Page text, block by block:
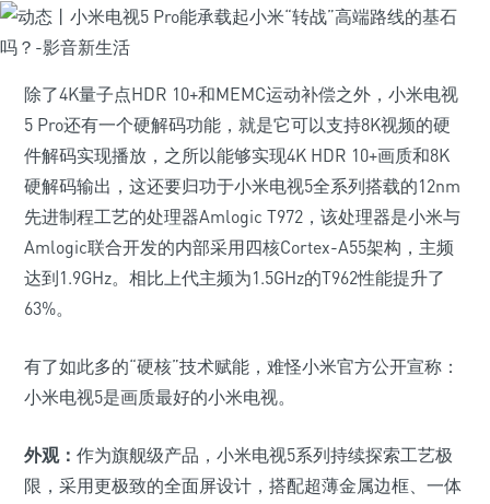
除了4K量子点HDR 10+和MEMC运动补偿之外，小米电视
5 Pro还有一个硬解码功能，就是它可以支持8K视频的硬
件解码实现播放，之所以能够实现4K HDR 10+画质和8K
硬解码输出，这还要归功于小米电视5全系列搭载的12nm
先进制程工艺的处理器Amlogic T972，该处理器是小米与
Amlogic联合开发的内部采用四核Cortex-A55架构，主频
达到1.9GHz。相比上代主频为1.5GHz的T962性能提升了
63%。
有了如此多的“硬核”技术赋能，难怪小米官方公开宣称：
小米电视5是画质最好的小米电视。
外观： 作为旗舰级产品，小米电视5系列持续探索工艺极
限，采用更极致的全面屏设计，搭配超薄金属边框、一体